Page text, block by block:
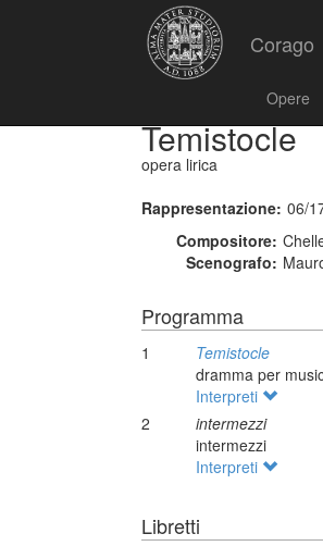
Corago
Opere
Temistocle
opera lirica
Rappresentazione: 06/
Compositore:
Scenografo:
Programma
1
Temistocle
dramma per
Interpreti
2
intermezzi
intermezzi
Interpreti
Libretti